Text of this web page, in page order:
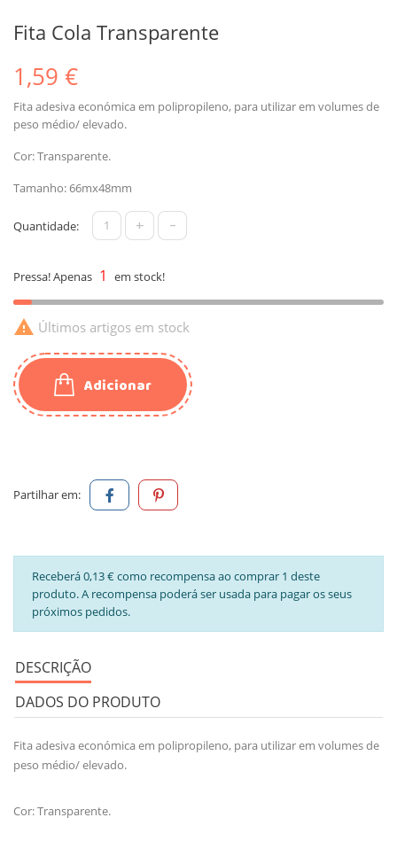
Fita Cola Transparente
1,59 €
Fita adesiva económica em polipropileno, para utilizar em volumes de
peso médio/ elevado.
Cor: Transparente.
Tamanho: 66mx48mm
Quantidade: + -
Pressa! Apenas 1 em stock!
 Últimos artigos em stock
Adicionar
Partilhar em:
Receberá 0,13 € como recompensa ao comprar 1 deste
produto. A recompensa poderá ser usada para pagar os seus
próximos pedidos.
DESCRIÇÃO
DADOS DO PRODUTO
Fita adesiva económica em polipropileno, para utilizar em volumes de
peso médio/ elevado.
Cor: Transparente.